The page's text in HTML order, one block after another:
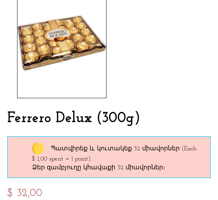
Ferrero Delux (300g)
Պատվիրեք և կուտակեք 32 միավորներ (Each
$ 1,00 spent = 1 point).
Ձեր զամբյուղը կհավաքի 32 միավորներ։
$ 32,00